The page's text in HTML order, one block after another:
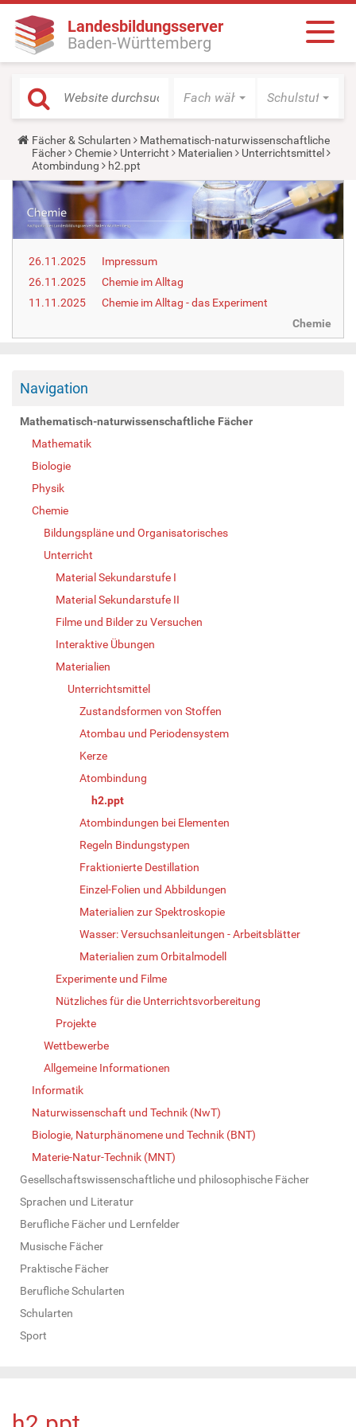
Landesbildungsserver
Baden-Württemberg
Fach wählen Schulstufe
Y
o
u
a
r
e
h
e
r
:
Fächer & Schularten
Mathematisch-naturwissenschaftliche
Fächer
Chemie Unterricht Materialien
Unterrichtsmittel
Atombindung
h2.ppt
26.11.2025
Impressum
26.11.2025
Chemie im Alltag
11.11.2025
Chemie im Alltag - das Experiment
Chemie
Navigation
Mathematisch-naturwissenschaftliche Fächer
Mathematik
Biologie
Physik
Chemie
Bildungspläne und Organisatorisches
Unterricht
Material Sekundarstufe I
Material Sekundarstufe II
Filme und Bilder zu Versuchen
Interaktive Übungen
Materialien
Unterrichtsmittel
Zustandsformen von Stoffen
Atombau und Periodensystem
Kerze
Atombindung
h2.ppt
Atombindungen bei Elementen
Regeln Bindungstypen
Fraktionierte Destillation
Einzel-Folien und Abbildungen
Materialien zur Spektroskopie
Wasser: Versuchsanleitungen - Arbeitsblätter
Materialien zum Orbitalmodell
Experimente und Filme
Nützliches für die Unterrichtsvorbereitung
Projekte
Wettbewerbe
Allgemeine Informationen
Informatik
Naturwissenschaft und Technik (NwT)
Biologie, Naturphänomene und Technik (BNT)
Materie-Natur-Technik (MNT)
Gesellschaftswissenschaftliche und philosophische Fächer
Sprachen und Literatur
Berufliche Fächer und Lernfelder
Musische Fächer
Praktische Fächer
Berufliche Schularten
Schularten
Sport